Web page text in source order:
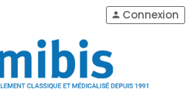
person Connexion